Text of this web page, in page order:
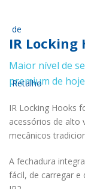
IR Locking
Maior nível de
premium de hoje
IR Locking Hooks
acessórios de alto
mecânicos
A fechadura
fácil, de carregar e